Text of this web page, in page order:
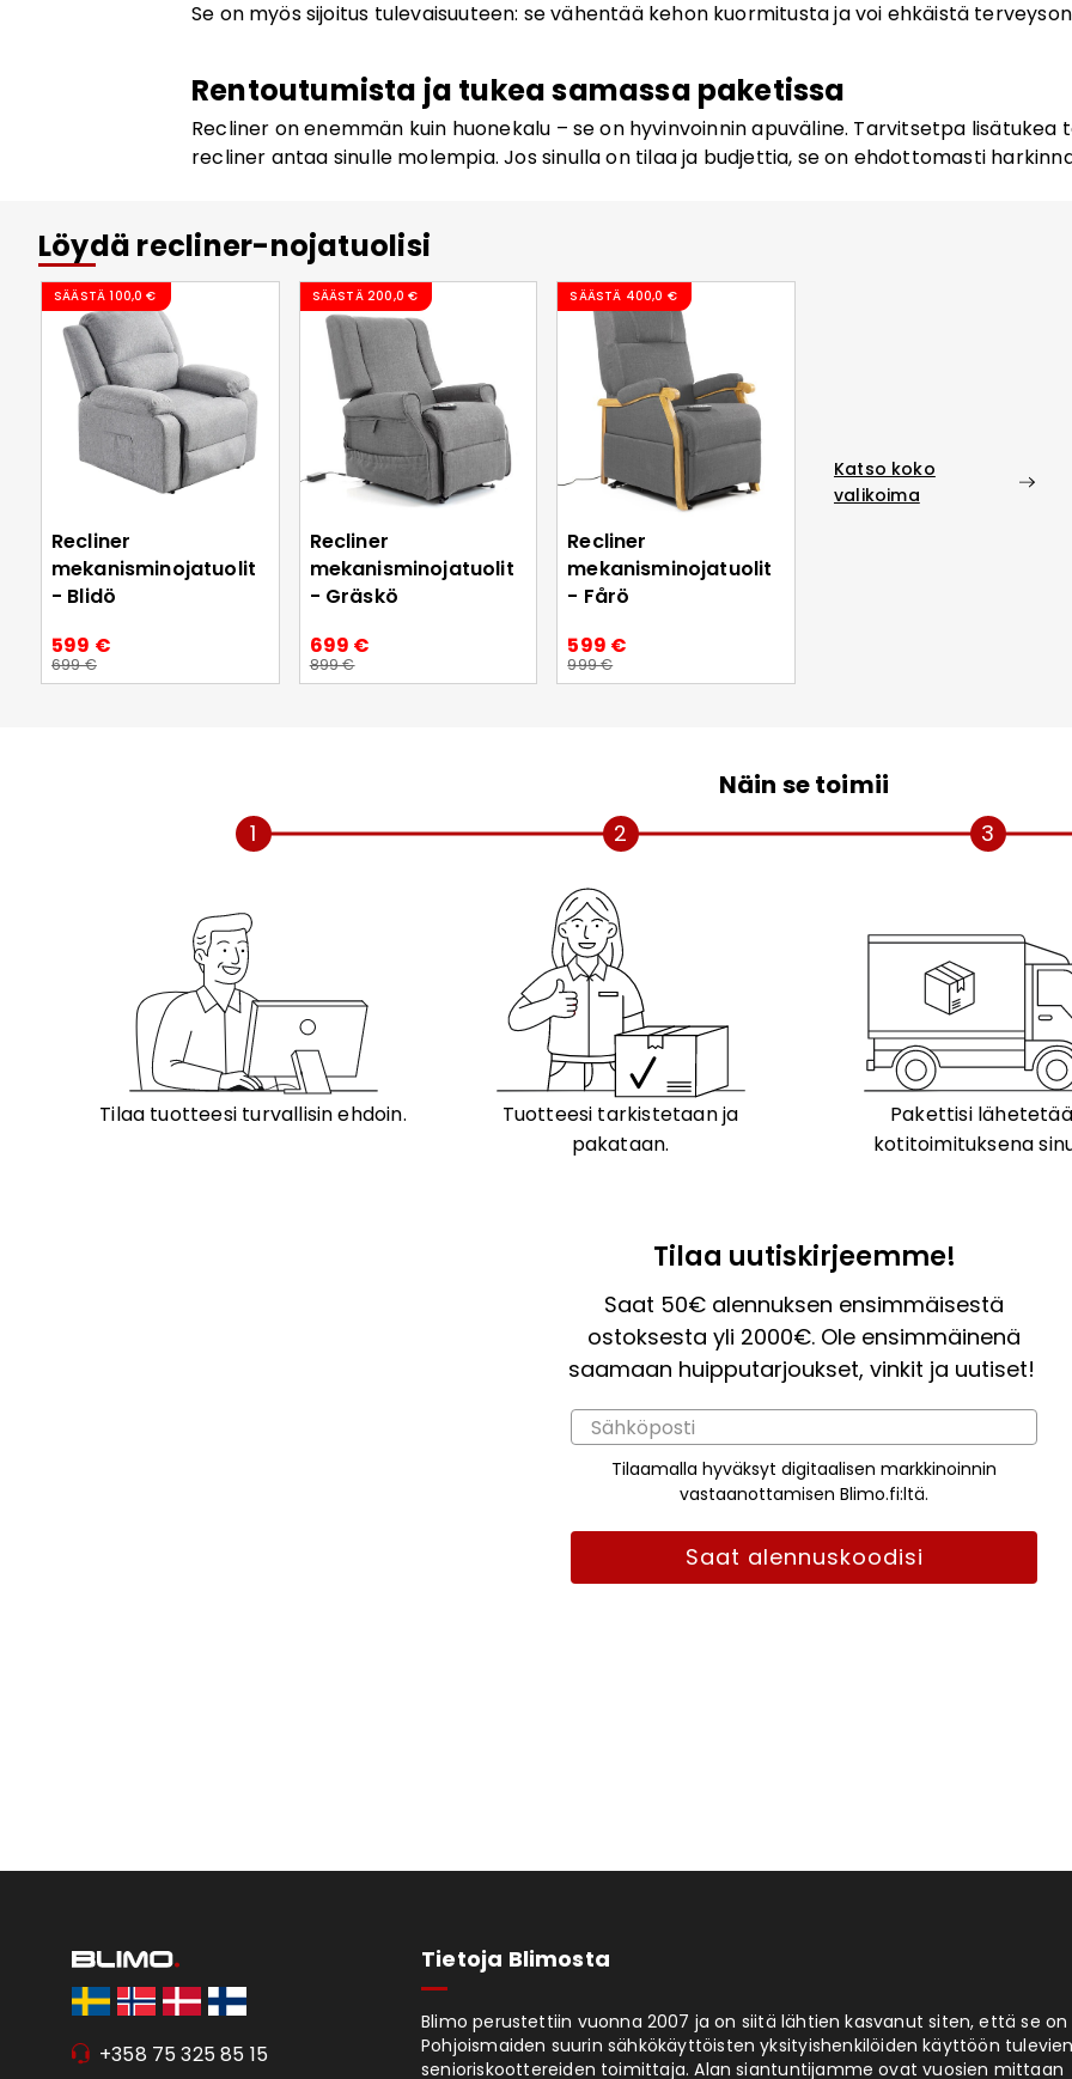
Se on myös sijoitus tulevaisuuteen: se vähentää kehon kuormitusta ja voi ehkäistä
Rentoutumista ja tukea samassa paketissa
Recliner on enemmän kuin huonekalu – se on hyvinvoinnin apuväline. Tarvitsetpa lisätukea
recliner antaa sinulle molempia. Jos sinulla on tilaa ja budjettia, se on ehdottomasti
Löydä recliner-nojatuolisi
SÄÄSTÄ 100,0 €
Recliner
mekanisminojatuolit
- Blidö
699 €
599 €
SÄÄSTÄ 200,0 €
Recliner
mekanisminojatuolit
- Gräskö
899 €
699 €
SÄÄSTÄ 400,0 €
Recliner
mekanisminojatuolit
- Fårö
999 €
599 €
Katso koko
valikoima
Näin se toimii
1
Tilaa tuotteesi turvallisin ehdoin.
2
Tuotteesi tarkistetaan ja
pakataan.
3
Pakettisi
kotitoimituksena
Tilaa uutiskirjeemme!
Saat 50€ alennuksen ensimmäisestä
ostoksesta yli 2000€. Ole ensimmäinenä
saamaan huipputarjoukset, vinkit ja uutiset!
Tilaamalla hyväksyt digitaalisen markkinoinnin
vastaanottamisen Blimo.fi:ltä.
Saat alennuskoodisi
+358 75 325 85 15
Tietoja Blimosta
Blimo perustettiin vuonna 2007 ja on siitä lähtien kasvanut siten, että se on
Pohjoismaiden suurin sähkökäyttöisten yksityishenkilöiden käyttöön
senioriskoottereiden toimittaja. Alan siantuntijamme ovat vuosien mittaan